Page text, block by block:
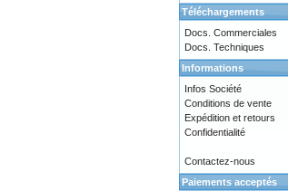
Téléchargements
Docs. Commerciales
Docs. Techniques
Informations
Infos Société
Conditions de vente
Expédition et retours
Confidentialité
Contactez-nous
Paiements acceptés